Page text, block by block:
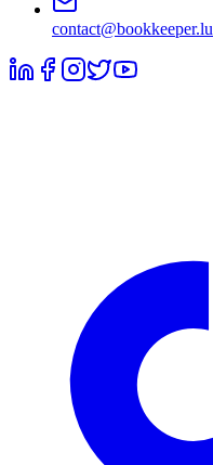
contact@bookkeeper.lu